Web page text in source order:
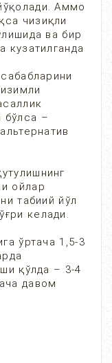
Аммо
чизиқли
ва бир
кузатилганда
бўлса –
ойлар
табиий йўл
келади.
ўртача 1,5-3
қўлда – 3-4
давом